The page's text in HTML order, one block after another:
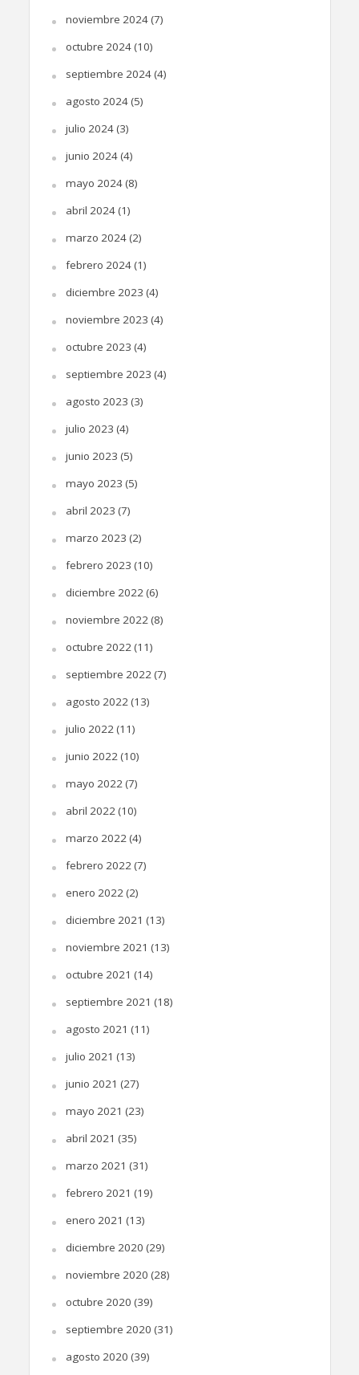
noviembre 2024(7)
octubre 2024(10)
septiembre 2024(4)
agosto 2024(5)
julio 2024(3)
junio 2024(4)
mayo 2024(8)
abril 2024(1)
marzo 2024(2)
febrero 2024(1)
diciembre 2023 (4)
noviembre 2023 (4)
octubre 2023 (4)
septiembre 2023 (4)
agosto 2023 (3)
julio 2023 (4)
junio 2023 (5)
mayo 2023 (5)
abril 2023 (7)
marzo 2023 (2)
febrero 2023 (10)
diciembre 2022(6)
noviembre 2022(8)
octubre 2022(11)
septiembre 2022(7)
agosto 2022(13)
julio 2022(11)
junio 2022(10)
mayo 2022(7)
abril 2022(10)
marzo 2022(4)
febrero 2022(7)
enero 2022(2)
diciembre 2021 (13)
noviembre 2021 (13)
octubre 2021 (14)
septiembre 2021 (18)
agosto 2021 (11)
julio 2021 (13)
junio 2021 (27)
mayo 2021 (23)
abril 2021 (35)
marzo 2021 (31)
febrero 2021 (19)
enero 2021 (13)
diciembre 2020 (29)
noviembre 2020 (28)
octubre 2020 (39)
septiembre 2020 (31)
agosto 2020 (39)